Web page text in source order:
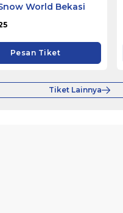
World Bekasi
Pesan Tiket
Tiket Lainnya